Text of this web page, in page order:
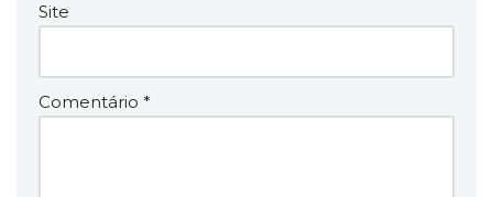
Site
Comentário *